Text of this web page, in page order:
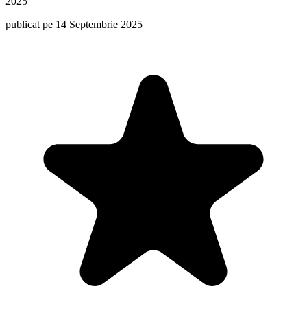
publicat pe 14 Septembrie 2025